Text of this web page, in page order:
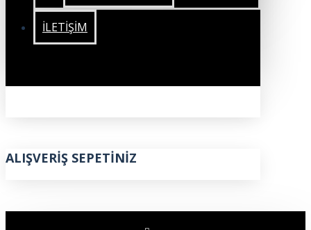
İLETIŞIM
ALIŞVERIŞ SEPETINIZ